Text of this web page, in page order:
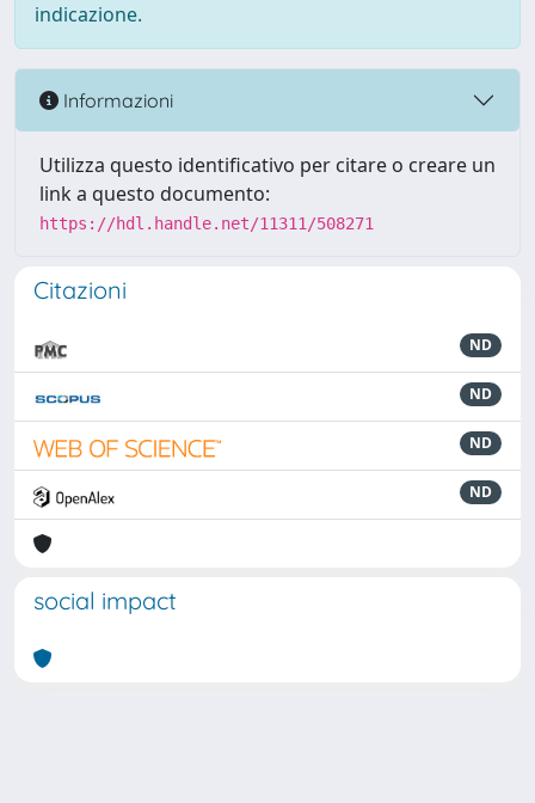
indicazione.
Informazioni
Utilizza questo identificativo per citare o creare un
link a questo documento:
https://hdl.handle.net/11311/508271
Citazioni
ND
ND
ND
ND
social impact